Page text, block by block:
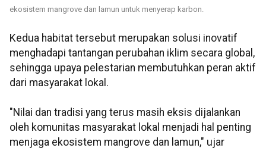
ekosistem mangrove dan lamun untuk menyerap karbon.
Kedua habitat tersebut merupakan solusi inovatif
menghadapi tantangan perubahan iklim secara global,
sehingga upaya pelestarian membutuhkan peran aktif
dari masyarakat lokal.
"Nilai dan tradisi yang terus masih eksis dijalankan
oleh komunitas masyarakat lokal menjadi hal penting
menjaga ekosistem mangrove dan lamun," ujar